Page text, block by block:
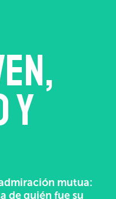
y
mutua:
de quién fue su